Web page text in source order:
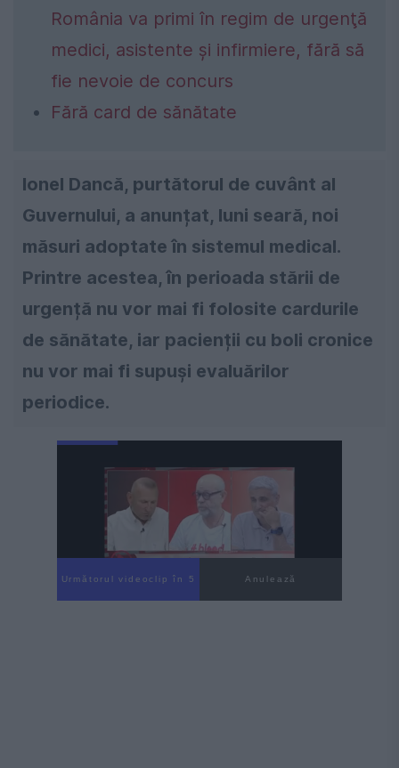
România va primi în regim de urgenţă
medici, asistente şi infirmiere, fără să
fie nevoie de concurs
Fără card de sănătate
Ionel Dancă, purtătorul de cuvânt al
Guvernului, a anunțat, luni seară, noi
măsuri adoptate în sistemul medical.
Printre acestea, în perioada stării de
urgență nu vor mai fi folosite cardurile
de sănătate, iar pacienții cu boli cronice
nu vor mai fi supuși evaluărilor
periodice.
Următorul videoclip în 4 Anulează